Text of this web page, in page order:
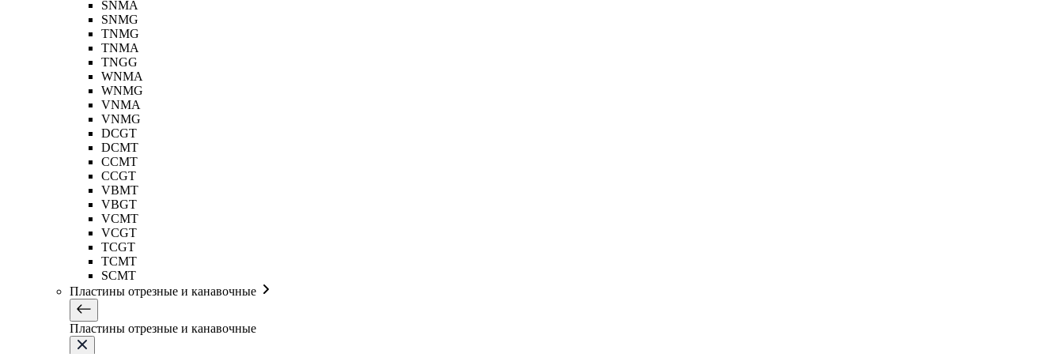
SNMA
SNMG
TNMG
TNMA
TNGG
WNMA
WNMG
VNMA
VNMG
DCGT
DCMT
CCMT
CCGT
VBMT
VBGT
VCMT
VCGT
TCGT
TCMT
SCMT
Пластины отрезные и канавочные
Пластины отрезные и канавочные